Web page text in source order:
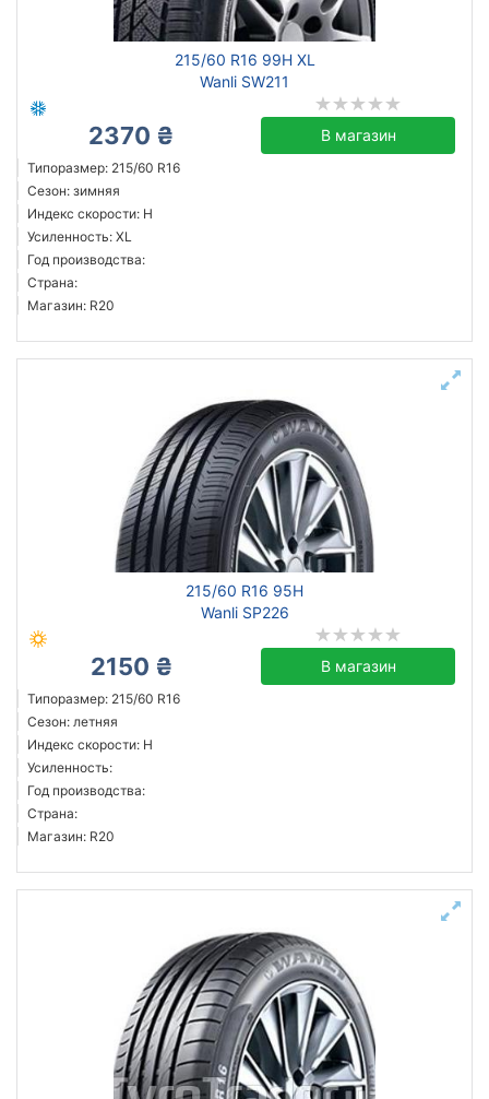
215/60 R16 99H XL
Wanli SW211
2370 ₴ В магазин
Типоразмер: 215/60 R16
Сезон: зимняя
Индекс скорости: H
Усиленность: XL
Год производства:
Страна:
Магазин: R20
215/60 R16 95H
Wanli SP226
2150 ₴ В магазин
Типоразмер: 215/60 R16
Сезон: летняя
Индекс скорости: H
Усиленность:
Год производства:
Страна:
Магазин: R20